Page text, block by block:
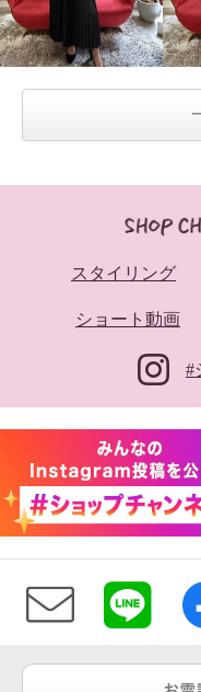
スタイリング
ショート動画
#